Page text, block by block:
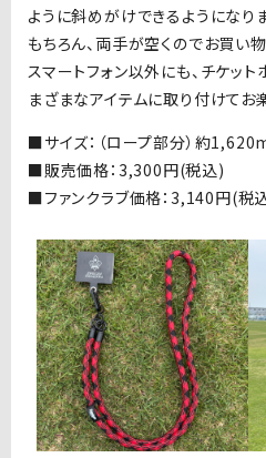
ように斜めがけできるようにな
もちろん、両手が空くのでお買い
スマートフォン以外にも、チケッ
まざまなアイテムに取り付けてお
■サイズ：（ロープ部分）約
■販売価格：3,300円(税込)
■ファンクラブ価格：3,140円(税